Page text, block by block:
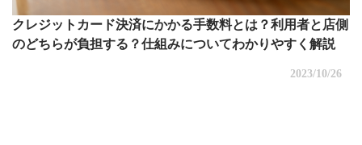
クレジットカード決済にかかる手数料とは？利用者と店側
のどちらが負担する？仕組みについてわかりやすく解説
2023/10/26